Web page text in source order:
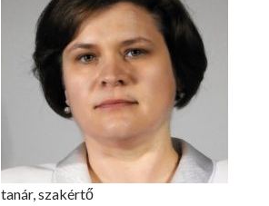
tanár, szakértő